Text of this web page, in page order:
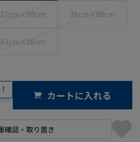
37cm×88cm 39cm×88cm
43cm×88cm
カートに入れる